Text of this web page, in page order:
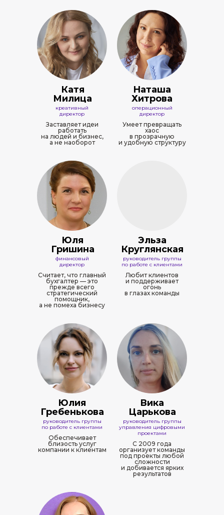
Заставляет идеи
работать
на людей и бизнес,
а не наоборот
Катя
Милица
креативный
директор
Считает, что главный
бухгалтер — это
прежде всего
стратегический
помощник,
а не помеха бизнесу
Юля
Гришина
финансовый
директор
С 2009 года
организует команды
под проекты любой
сложности
и добивается ярких
результатов
Вика
Царькова
руководитель группы
управления цифровыми
проектами
Умеет превращать
хаос
в прозрачную
и удобную структуру
Наташа
Хитрова
операционный
директор
Обеспечивает
близость услуг
компании к клиентам
Юлия
Гребенькова
руководитель группы
по работе с клиентами
Любит клиентов
и поддерживает
огонь
в глазах команды
Эльза
Круглянская
руководитель группы
по работе с клиентами